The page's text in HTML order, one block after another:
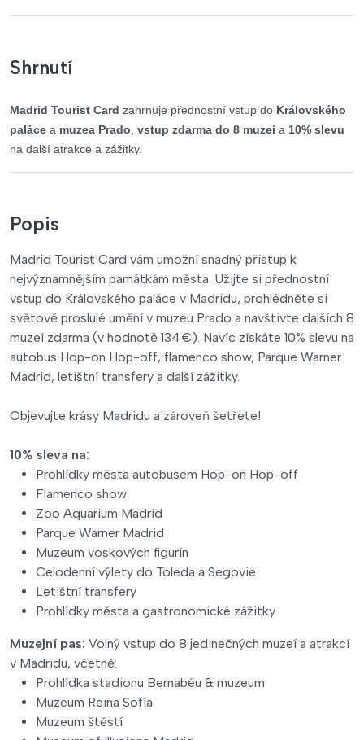
Shrnutí
Madrid Tourist Card zahrnuje přednostní vstup do Královského
paláce a muzea Prado vstup zdarma do 8 muzeí a 10% slevu
na další atrakce a zážitky.
Popis
Madrid Tourist Card vám umožní snadný přístup k
nejvýznamnějším památkám města. Užijte si přednostní
vstup do Královského paláce v Madridu, prohlédněte si
světově proslulé umění v muzeu Prado a navštivte dalších 8
muzeí zdarma (v hodnotě 134 €). Navíc získáte 10% slevu na
autobus Hop-on Hop-off, flamenco show, Parque Warner
Madrid, letištní transfery a další zážitky.
Objevujte krásy Madridu a zároveň šetřete!
10% sleva na:
Prohlídky města autobusem Hop-on Hop-off
Flamenco show
Zoo Aquarium Madrid
Parque Warner Madrid
Muzeum voskových figurín
Celodenní výlety do Toleda a Segovie
Letištní transfery
Prohlídky města a gastronomické zážitky
Muzejní pas: Volný vstup do 8 jedinečných muzeí a atrakcí
v Madridu, včetně:
Prohlídka stadionu Bernabéu & muzeum
Muzeum Reina Sofía
Muzeum štěstí